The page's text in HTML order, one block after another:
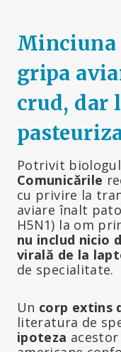
Minciuna
gripa
crud, dar
Potrivit
Comunicările
cu privire la
aviare înalt
H5N1) la om
nu includ nicio
virală de la
de specialitate.
Un corp extins
literatura de
ipoteza